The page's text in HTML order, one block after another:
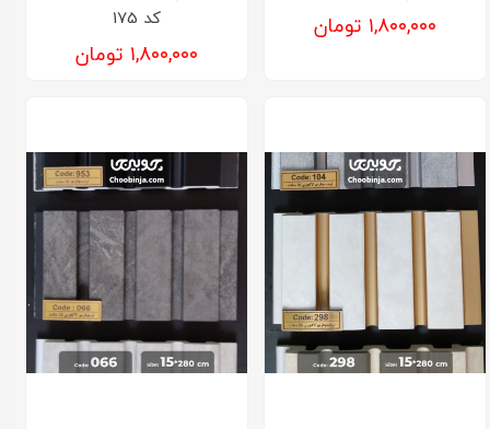
۱,۸۰۰,۰۰۰ تومان
کد 175
۱,۸۰۰,۰۰۰ تومان